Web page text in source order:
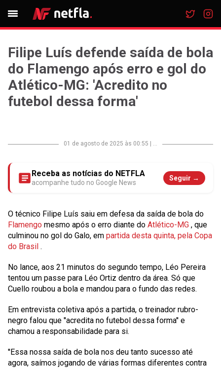
Filipe Luís defende saída de bola
do Flamengo após erro e gol do
Atlético-MG: 'Acredito no
futebol dessa forma'
01 de agosto de 2025 às 00:55 ...
Receba as notícias do NETFLA
acompanhe tudo no Google News
Seguir →
O técnico Filipe Luís saiu em defesa da saída de bola do
Flamengo mesmo após o erro diante do Atlético-MG , que
culminou no gol do Galo, em partida desta quinta, pela Copa
do Brasil .
No lance, aos 21 minutos do segundo tempo, Léo Pereira
tentou um passe para Léo Ortiz dentro da área. Só que
Cuello roubou a bola e mandou para o fundo das redes.
Em entrevista coletiva após a partida, o treinador rubro-
negro falou que ''acredita no futebol dessa forma'' e
chamou a responsabilidade para si.
''Essa nossa saída de bola nos deu tanto sucesso até
agora, saímos jogando de várias formas diferentes contra